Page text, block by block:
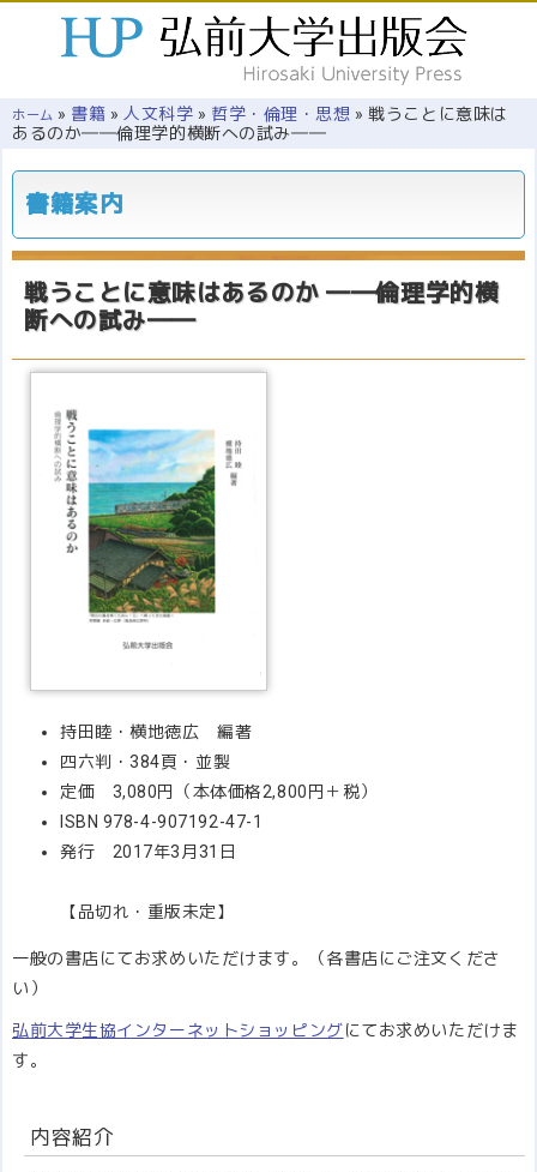
ホーム » 書籍 » 人文科学 » 哲学・倫理・思想 »戦うことに意味は
あるのか――倫理学的横断への試み――
書籍案内
戦うことに意味はあるのか――倫理学的横
断への試み――
持田睦・横地徳広 編著
四六判・384頁・並製
定価 3,080円（本体価格2,800円＋税）
ISBN 978-4-907192-47-1
発行 2017年3月31日
【品切れ・重版未定】
一般の書店にてお求めいただけます。（各書店にご注文くださ
い）
弘前大学生協インターネットショッピングにてお求めいただけま
す。
内容紹介